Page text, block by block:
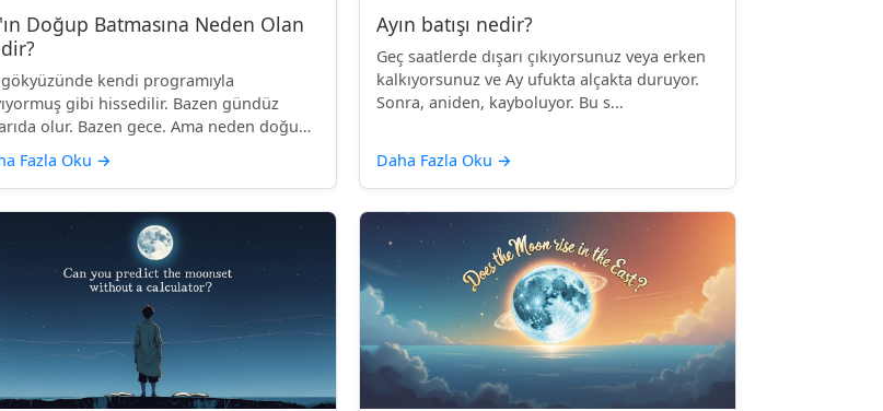
Doğup Batmasına Neden Olan
gökyüzünde kendi programıyla
gibi hissedilir. Bazen gündüz
olur. Bazen gece. Ama neden doğup
Fazla Oku →
Ayın batışı nedir?
Geç saatlerde dışarı çıkıyorsunuz veya erken
kalkıyorsunuz ve Ay ufukta alçakta duruyor.
Sonra, aniden, kayboluyor. Bu s...
Daha Fazla Oku →